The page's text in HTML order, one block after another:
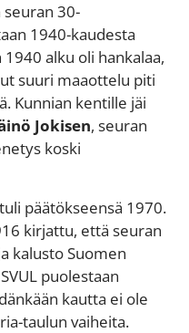
30-
1940-kaudesta
alku oli hankalaa,
suuri maaottelu piti
Kunnian kentille jäi
Jokisen, seuran
koski
päätökseensä 1970.
kirjattu, että seuran
kalusto Suomen
puolestaan
kautta ei ole
taulun vaiheita.